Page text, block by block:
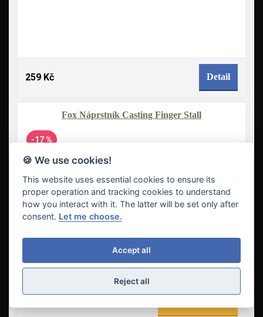
259 Kč Detail
Fox Náprstník Casting Finger Stall
-17 %
🍪 We use cookies!
This website uses essential cookies to ensure its
proper operation and tracking cookies to understand
how you interact with it. The latter will be set only after
consent. Let me choose.
Accept all
Reject all